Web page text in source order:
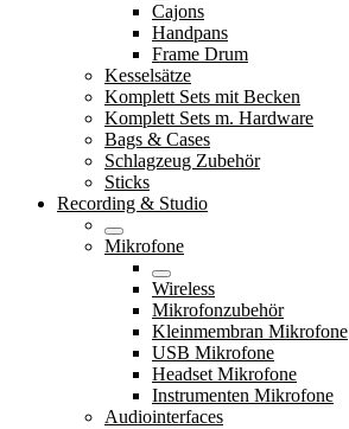
Cajons
Handpans
Frame Drum
Kesselsätze
Komplett Sets mit Becken
Komplett Sets m. Hardware
Bags & Cases
Schlagzeug Zubehör
Sticks
Recording & Studio
Mikrofone
Wireless
Mikrofonzubehör
Kleinmembran Mikrofone
USB Mikrofone
Headset Mikrofone
Instrumenten Mikrofone
Audiointerfaces